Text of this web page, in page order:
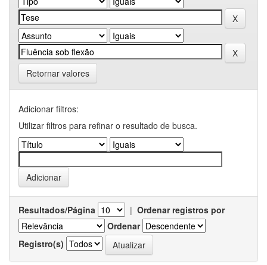
Retornar valores
Adicionar filtros:
Utilizar filtros para refinar o resultado de busca.
Resultados/Página | Ordenar registros por
Ordenar
Registro(s)